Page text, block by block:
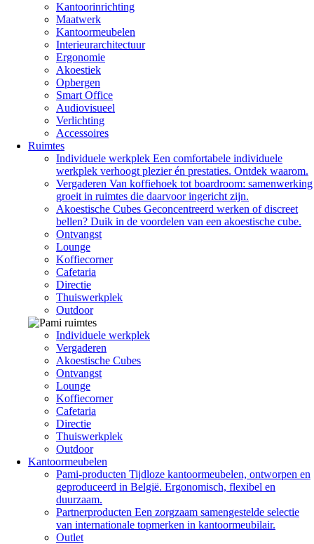
Kantoorinrichting
Maatwerk
Kantoormeubelen
Interieurarchitectuur
Ergonomie
Akoestiek
Opbergen
Smart Office
Audiovisueel
Verlichting
Accessoires
Ruimtes
Individuele werkplek Een comfortabele individuele
werkplek verhoogt plezier én prestaties. Ontdek waarom.
Vergaderen Van koffiehoek tot boardroom: samenwerking
groeit in ruimtes die daarvoor ingericht zijn.
Akoestische Cubes Geconcentreerd werken of discreet
bellen? Duik in de voordelen van een akoestische cube.
Ontvangst
Lounge
Koffiecorner
Cafetaria
Directie
Thuiswerkplek
Outdoor
Individuele werkplek
Vergaderen
Akoestische Cubes
Ontvangst
Lounge
Koffiecorner
Cafetaria
Directie
Thuiswerkplek
Outdoor
Kantoormeubelen
Pami-producten Tijdloze kantoormeubelen, ontworpen en
geproduceerd in België. Ergonomisch, flexibel en
duurzaam.
Partnerproducten Een zorgzaam samengestelde selectie
van internationale topmerken in kantoormeubilair.
Outlet